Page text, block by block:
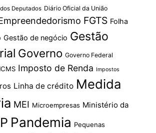
Deputados Diário Oficial da União
FGTS Folha
Gestão de negócio Gestão
Governo Governo Federal
ICMS Imposto de Renda Impostos
Linha de crédito Medida
MEI Microempresas Ministério da
Pandemia Pequenas